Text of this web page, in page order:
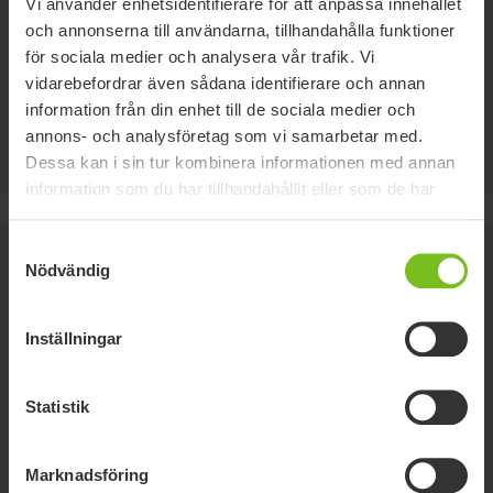
och annonserna till användarna, tillhandahålla funktioner
för sociala medier och analysera vår trafik. Vi
vidarebefordrar även sådana identifierare och annan
information från din enhet till de sociala medier och
annons- och analysföretag som vi samarbetar med.
Dessa kan i sin tur kombinera informationen med annan
information som du har tillhandahållit eller som de har
Nödvändig
Inställningar
Statistik
Marknadsföring
System som ger tillfällig bromshjälp och förhindrar
att drivaggregatet rullar bakåt i backar, vilket
garanterar säkerheten och gör omstarten smidig och
enkel utan att behöva använda både gas- och
bromsreglage. HHC är tillval.